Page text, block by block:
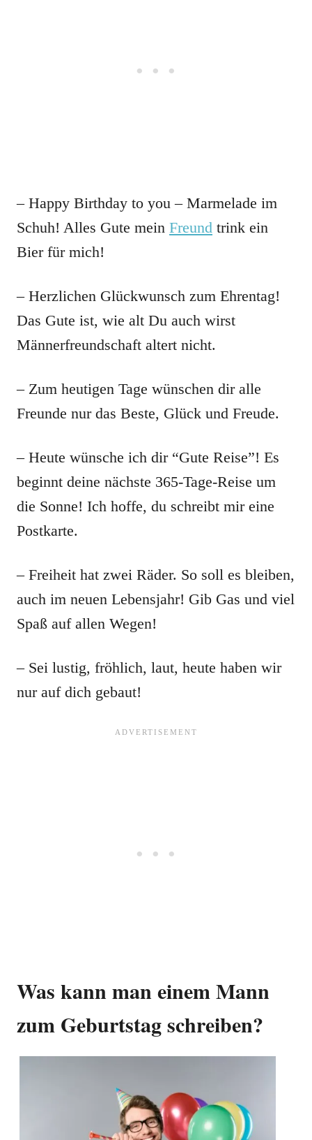
– Happy Birthday to you – Marmelade im
Schuh! Alles Gute mein Freund trink ein
Bier für mich!
– Herzlichen Glückwunsch zum Ehrentag!
Das Gute ist, wie alt Du auch wirst
Männerfreundschaft altert nicht.
– Zum heutigen Tage wünschen dir alle
Freunde nur das Beste, Glück und Freude.
– Heute wünsche ich dir “Gute Reise”! Es
beginnt deine nächste 365-Tage-Reise um
die Sonne! Ich hoffe, du schreibt mir eine
Postkarte.
– Freiheit hat zwei Räder. So soll es bleiben,
auch im neuen Lebensjahr! Gib Gas und viel
Spaß auf allen Wegen!
– Sei lustig, fröhlich, laut, heute haben wir
nur auf dich gebaut!
Was kann man einem Mann
zum Geburtstag schreiben?